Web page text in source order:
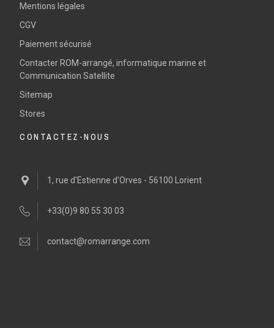
Mentions légales
CGV
Paiement sécurisé
Contacter ROM-arrangé, informatique marine et
Communication Satellite
Sitemap
Stores
CONTACTEZ-NOUS
1, rue d'Estienne d'Orves - 56100 Lorient
+33(0)9 80 55 30 03
contact@romarrange.com